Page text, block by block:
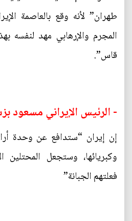
طهران” لأنه وقع بالعاصمة
المجرم والإرهابي مهد لنفسه
قاس”.
- الرئيس الإيراني مسعود
إن إيران “ستدافع عن وحدة
وكبريائها، وستجعل المحتلين
فعلتهم الجبانة”